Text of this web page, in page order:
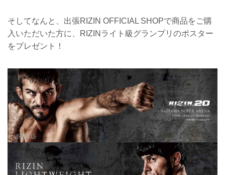
そしてなんと、出張RIZIN OFFICIAL SHOPで商品をご購
入いただいた方に、RIZINライト級グランプリのポスター
をプレゼント！